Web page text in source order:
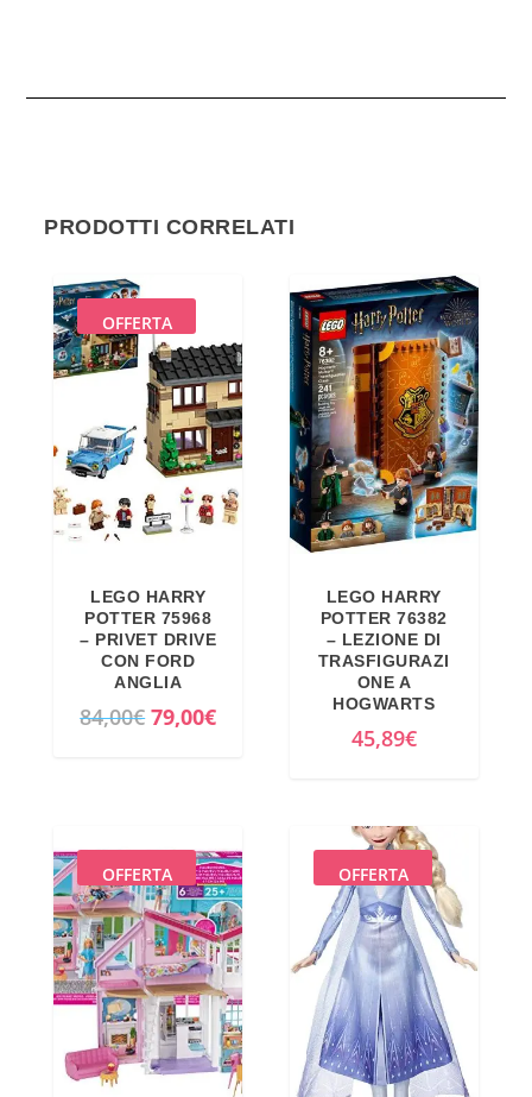
PRODOTTI CORRELATI
OFFERTA
LEGO HARRY
POTTER 75968
– PRIVET DRIVE
CON FORD
ANGLIA
84,00€I
e
z
z
o
o
r
i
g
79,00€I
e
z
z
o
a
t
t
u
LEGO HARRY
POTTER 76382
– LEZIONE DI
TRASFIGURAZI
ONE A
HOGWARTS
45,89€
OFFERTA OFFERTA